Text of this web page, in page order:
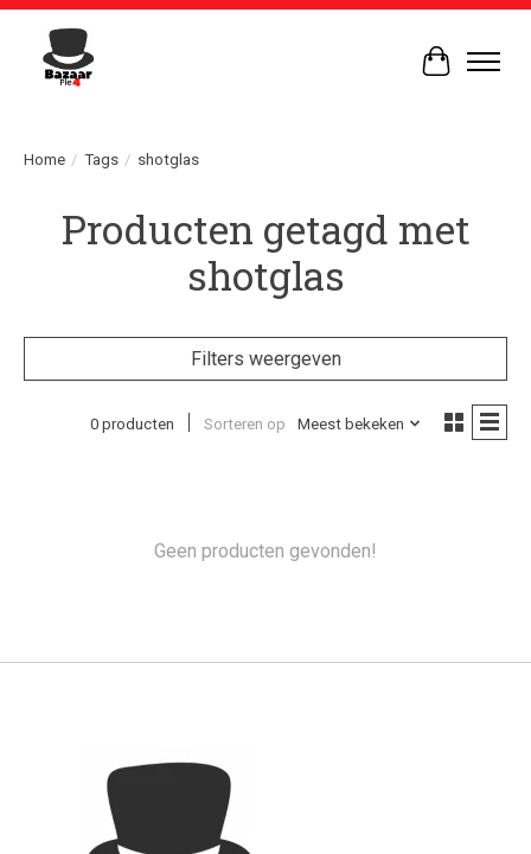
Home / Tags / shotglas
Producten getagd met
shotglas
Filters weergeven
0 producten Sorteren op Meest bekeken
Geen producten gevonden!